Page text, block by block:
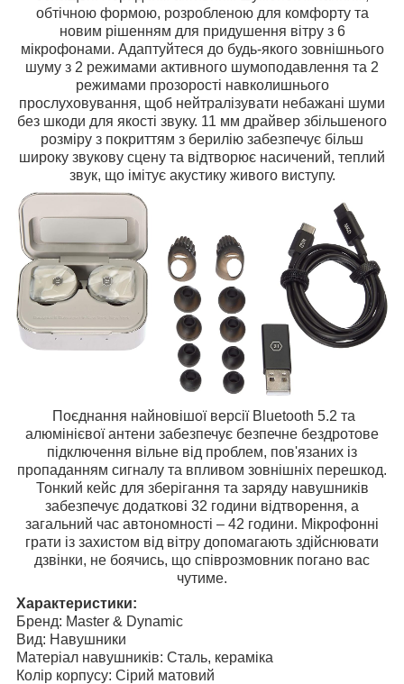
обтічною формою, розробленою для комфорту та
новим рішенням для придушення вітру з 6
мікрофонами. Адаптуйтеся до будь-якого зовнішнього
шуму з 2 режимами активного шумоподавлення та 2
режимами прозорості навколишнього
прослуховування, щоб нейтралізувати небажані шуми
без шкоди для якості звуку. 11 мм драйвер збільшеного
розміру з покриттям з берилію забезпечує більш
широку звукову сцену та відтворює насичений, теплий
звук, що імітує акустику живого виступу.
Поєднання найновішої версії Bluetooth 5.2 та
алюмінієвої антени забезпечує безпечне бездротове
підключення вільне від проблем, пов'язаних із
пропаданням сигналу та впливом зовнішніх перешкод.
Тонкий кейс для зберігання та заряду навушників
забезпечує додаткові 32 години відтворення, а
загальний час автономності – 42 години. Мікрофонні
грати із захистом від вітру допомагають здійснювати
дзвінки, не боячись, що співрозмовник погано вас
чутиме.
Характеристики:
Бренд: Master & Dynamic
Вид: Навушники
Матеріал навушників: Сталь, кераміка
Колір корпусу: Сірий матовий